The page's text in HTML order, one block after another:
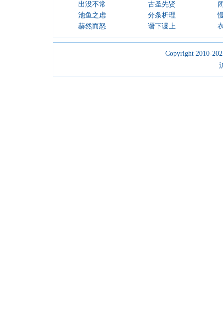
出没不常
古圣先贤
池鱼之虑
分条析理
赫然而怒
谮下谩上
Copyright 2010-